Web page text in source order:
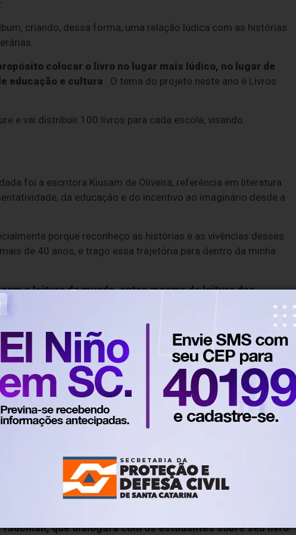
criando, dessa forma, uma relação lúdica com as histórias
colocar o livro no lugar mais lúdico, no lugar de
educação e cultura . O tema do projeto neste ano é Livros
e vai distribuir 100 livros para cada escola, visando
foi a escritora Kiusam de Oliveira, referência em literatura
da educação e do incentivo ao imaginário desde a
porque reconheço as histórias e as vivências desses
de 40 anos, e trago essa trajetória para dentro da minha
a leitura do mundo, antes mesmo da leitura das
escritora. Quando a criança se vê, quando ela se
pode transformar a própria realidade. E é esse o
aprendam a sonhar e se reconheçam como
Kiusam tem dois livros de que ela gosta muito:
o respeito com o cabelo e com a cor da pele. Ler faz a
que ajuda na imaginação e faz a gente aprender mais
que dialogará com os estudantes sobre seu livro